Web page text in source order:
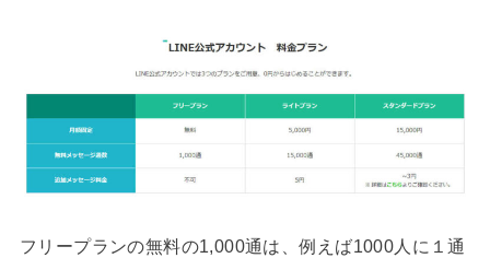
フリープランの無料の1,000通は、例えば1000人に１通